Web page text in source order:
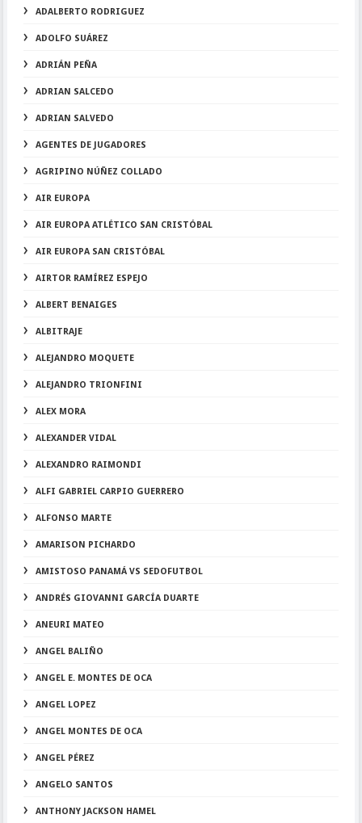
ADALBERTO RODRIGUEZ
ADOLFO SUÁREZ
ADRIÁN PEÑA
ADRIAN SALCEDO
ADRIAN SALVEDO
AGENTES DE JUGADORES
AGRIPINO NÚÑEZ COLLADO
AIR EUROPA
AIR EUROPA ATLÉTICO SAN CRISTÓBAL
AIR EUROPA SAN CRISTÓBAL
AIRTOR RAMÍREZ ESPEJO
ALBERT BENAIGES
ALBITRAJE
ALEJANDRO MOQUETE
ALEJANDRO TRIONFINI
ALEX MORA
ALEXANDER VIDAL
ALEXANDRO RAIMONDI
ALFI GABRIEL CARPIO GUERRERO
ALFONSO MARTE
AMARISON PICHARDO
AMISTOSO PANAMÁ VS SEDOFUTBOL
ANDRÉS GIOVANNI GARCÍA DUARTE
ANEURI MATEO
ANGEL BALIÑO
ANGEL E. MONTES DE OCA
ANGEL LOPEZ
ANGEL MONTES DE OCA
ANGEL PÉREZ
ANGELO SANTOS
ANTHONY JACKSON HAMEL